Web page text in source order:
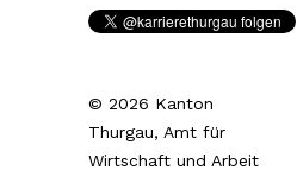
© 2026 Kanton
Thurgau, Amt für
Wirtschaft und Arbeit